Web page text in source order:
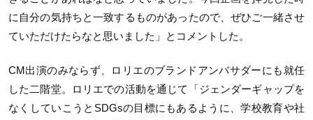
に自分の気持ちと一致するものがあったので、ぜひご一緒させ
ていただけたらなと思いました」とコメントした。
CM出演のみならず、ロリエのブランドアンバサダーにも就任
した二階堂。ロリエでの活動を通じて「ジェンダーギャップを
なくしていこうとSDGsの目標にもあるように、学校教育や社